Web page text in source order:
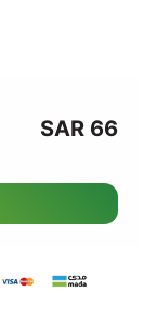
عبوة
اختاري
66 SAR